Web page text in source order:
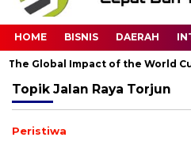
HOME BISNIS DAERAH
Global Impact of the World
Topik Jalan Raya Torjun
Peristiwa